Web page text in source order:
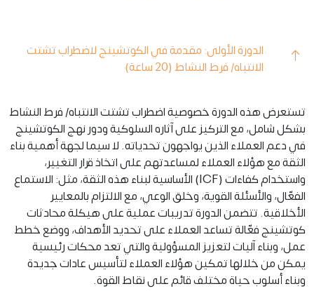
الدورة الأولى: مقدمة في الكوتشينج لاضطراب تشتت
الانتباه/ فرط النشاط (20 ساعة)
تستعرض هذه الدورة خصوصية اضطراب تشتت الانتباه/ فرط النشاط
بشكل شامل، مع التركيز على آثاره السلوكية ودور نهج الكوتشينج
في دعم العملاء الذين يواجهون تحدياته. لا سيما لجهة أهمية بناء
الثقة مع هؤلاء العملاء لمساعدتهم على اتخاذ قرار التغيير،
واستخدام كفاءات (ICF) الأساسية لبناء هذه الثقة، مثل: الاستماع
الفعّال، والأسئلة القوية، وخلق الوعي، مع الالتزام بالمعايير
الأخلاقية. تتضمن الدورة تدريبات عملية على هيكلة محادثات
كوتشينج فعّالة تساعد العملاء على تحديد الأهداف، ووضع خطط
عمل، وبناء آليات لتعزيز المسؤولية والتي تعد محكات رئيسية
يمكن من خلالها تمكين هؤلاء العملاء لتأسيس عادات جديدة
وبناء أسلوب حياة مختلف قائم على نقاط القوة.